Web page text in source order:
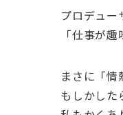
プロデュー
「仕事が
まさに「情
もしかした